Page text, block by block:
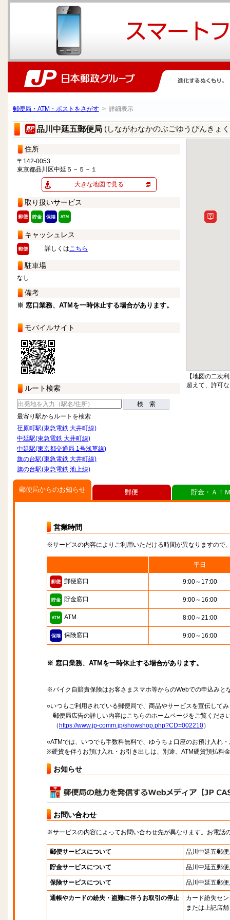
郵便局・ATM・ポストをさがす > 詳細表示
品川中延五郵便局 (しながわなかのぶごゆうびんきょ
住所
〒142-0053
東京都品川区中延５－５－１
大きな地図で見る
取り扱いサービス
キャッシュレス
詳しくはこちら
駐車場
なし
備考
※ 窓口業務、ATMを一時休止する場合があります。
モバイルサイト
ルート検索
検 索
最寄り駅からルートを検索
荏原町駅(東急電鉄 大井町線)
中延駅(東急電鉄 大井町線)
中延駅(東京都交通局 1号浅草線)
旗の台駅(東急電鉄 大井町線)
旗の台駅(東急電鉄 池上線)
【地図の二次
超えて、許可
郵便局からのお知らせ
営業時間
※サービスの内容によりご利用いただける時間が異なりますので
平日
郵便窓口 9:00～17:00
貯金窓口 9:00～16:00
ATM 8:00～21:00
保険窓口 9:00～16:00
※ 窓口業務、ATMを一時休止する場合があります。
※バイク自賠責保険はお客さまスマホ等からのWebでの申込みと
○いつもご利用されている郵便局で、商品やサービスを宣伝して
郵便局広告の詳しい内容はこちらのホームページをご覧くださ
（ https://www.jp-comm.jp/showshop.php?CD=002210）
○ATMでは、いつでも手数料無料で、ゆうちょ口座のお預け入れ
※硬貨を伴うお預け入れ・お引き出しは、別途、ATM硬貨預払料
お知らせ
お問い合わせ
※サービスの内容によってお問い合わせ先が異なります。お電話
郵便サービスについて 品川中延五郵
貯金サービスについて 品川中延五郵
保険サービスについて 品川中延五郵
通帳やカードの紛失・盗難に伴うお取引の停止
カード紛失セ
または上記店舗
郵便 貯金・ＡＴ